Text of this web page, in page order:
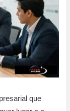
que